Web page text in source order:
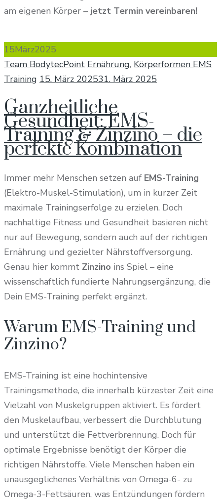
am eigenen Körper – jetzt Termin vereinbaren!
15März2025
Author
Team BodytecPoint Categories
Ernährung, Körperformen EMS
Training Posted
15. März 202531. März 2025
Ganzheitliche
Gesundheit: EMS-
Training & Zinzino – die
perfekte Kombination
Immer mehr Menschen setzen auf EMS-Training
(Elektro-Muskel-Stimulation), um in kurzer Zeit
maximale Trainingserfolge zu erzielen. Doch
nachhaltige Fitness und Gesundheit basieren nicht
nur auf Bewegung, sondern auch auf der richtigen
Ernährung und gezielter Nährstoffversorgung.
Genau hier kommt Zinzino ins Spiel – eine
wissenschaftlich fundierte Nahrungsergänzung, die
Dein EMS-Training perfekt ergänzt.
Warum EMS-Training und
Zinzino?
EMS-Training ist eine hochintensive
Trainingsmethode, die innerhalb kürzester Zeit eine
Vielzahl von Muskelgruppen aktiviert. Es fördert
den Muskelaufbau, verbessert die Durchblutung
und unterstützt die Fettverbrennung. Doch für
optimale Ergebnisse benötigt der Körper die
richtigen Nährstoffe. Viele Menschen haben ein
unausgeglichenes Verhältnis von Omega-6- zu
Omega-3-Fettsäuren, was Entzündungen fördern